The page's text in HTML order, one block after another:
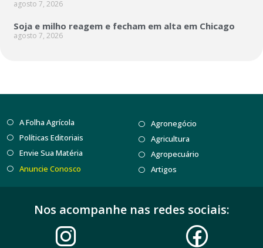
agosto 7, 2026
Soja e milho reagem e fecham em alta em Chicago
agosto 7, 2026
A Folha Agrícola
Políticas Editoriais
Envie Sua Matéria
Anuncie Conosco
Agronegócio
Agricultura
Agropecuário
Artigos
Nos acompanhe nas redes sociais: